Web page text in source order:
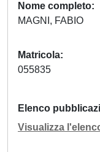
Nome completo
MAGNI, FABIO
Matricola
055835
Elenco
Visualizza